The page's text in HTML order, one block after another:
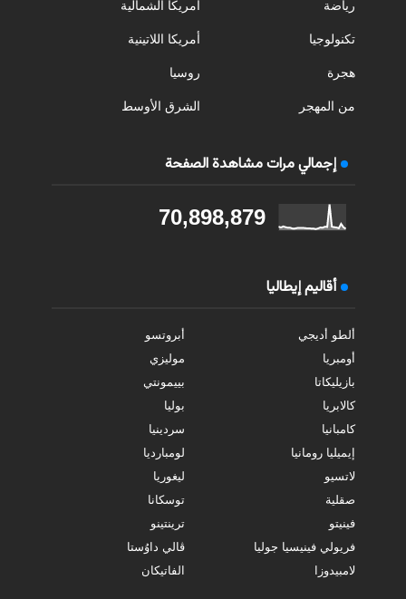
رياضة
تكنولوجيا
هجرة
من المهجر
أمريكا الشمالية
أمريكا اللاتينية
روسيا
الشرق الأوسط
إجمالي مرات مشاهدة الصفحة
70,898,879
أقاليم إيطاليا
ألطو أديجي
أبروتسو
أومبريا
موليزي
بازيليكاتا
بييمونتي
كالابريا
بوليا
كامبانيا
سردينيا
إيميليا رومانيا
لومبارديا
لاتسيو
ليغوريا
صقلية
توسكانا
فينيتو
ترينتينو
فريولي فينيسيا جوليا
ڤالي داوُستا
لامبيدوزا
الفاتيكان